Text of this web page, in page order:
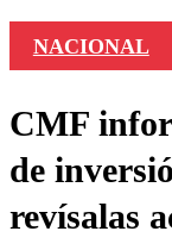
NACIONAL
CMF
de
revísalas